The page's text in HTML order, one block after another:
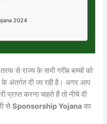
2024
से राज्य के सभी गरीब बच्चों को
के अंतर्गत दी जा रही है। अगर आप
प्राप्त करना चाहते हैं तो नीचे दी
सेSponsorship Yojana का